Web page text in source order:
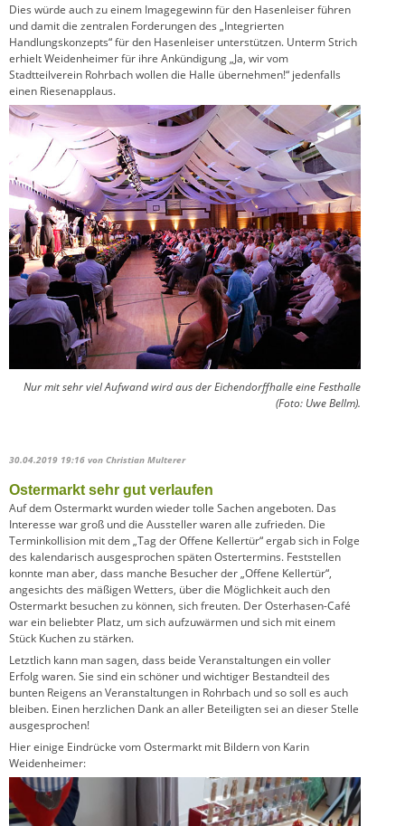
Dies würde auch zu einem Imagegewinn für den Hasenleiser führen
und damit die zentralen Forderungen des „Integrierten
Handlungskonzepts“ für den Hasenleiser unterstützen. Unterm Strich
erhielt Weidenheimer für ihre Ankündigung „Ja, wir vom
Stadtteilverein Rohrbach wollen die Halle übernehmen!“ jedenfalls
einen Riesenapplaus.
Nur mit sehr viel Aufwand wird aus der Eichendorffhalle eine Festhalle
(Foto: Uwe Bellm).
30.04.2019 19:16 von Christian Multerer
Ostermarkt sehr gut verlaufen
Auf dem Ostermarkt wurden wieder tolle Sachen angeboten. Das
Interesse war groß und die Aussteller waren alle zufrieden. Die
Terminkollision mit dem „Tag der Offene Kellertür“ ergab sich in Folge
des kalendarisch ausgesprochen späten Ostertermins. Feststellen
konnte man aber, dass manche Besucher der „Offene Kellertür“,
angesichts des mäßigen Wetters, über die Möglichkeit auch den
Ostermarkt besuchen zu können, sich freuten. Der Osterhasen-Café
war ein beliebter Platz, um sich aufzuwärmen und sich mit einem
Stück Kuchen zu stärken.
Letztlich kann man sagen, dass beide Veranstaltungen ein voller
Erfolg waren. Sie sind ein schöner und wichtiger Bestandteil des
bunten Reigens an Veranstaltungen in Rohrbach und so soll es auch
bleiben. Einen herzlichen Dank an aller Beteiligten sei an dieser Stelle
ausgesprochen!
Hier einige Eindrücke vom Ostermarkt mit Bildern von Karin
Weidenheimer: